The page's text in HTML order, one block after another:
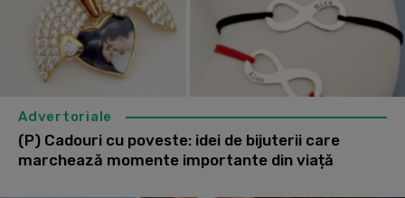
Advertoriale
(P) Cadouri cu poveste: idei de bijuterii care
marchează momente importante din viață